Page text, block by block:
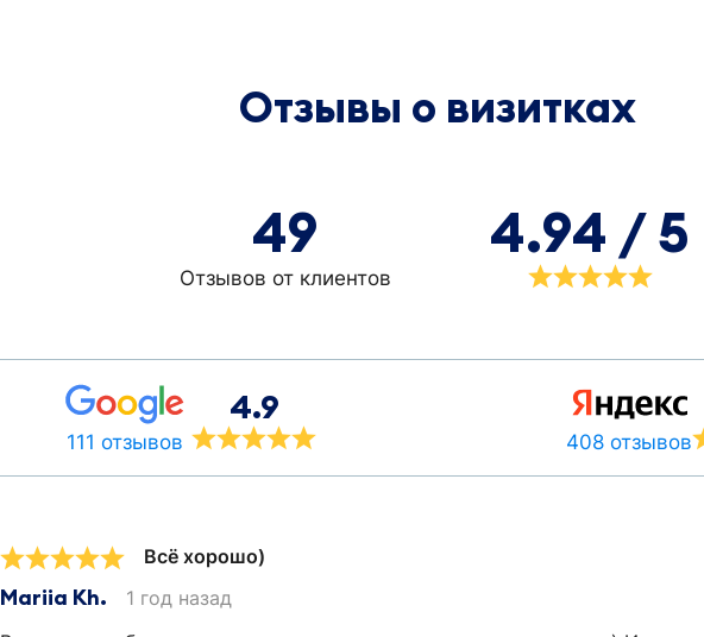
Отзывы о визитках
49
Отзывов от клиентов
4.94 / 5
111 отзывов
4.9
408 отзывов
Всё хорошо)
Mariia Kh.
1 год назад